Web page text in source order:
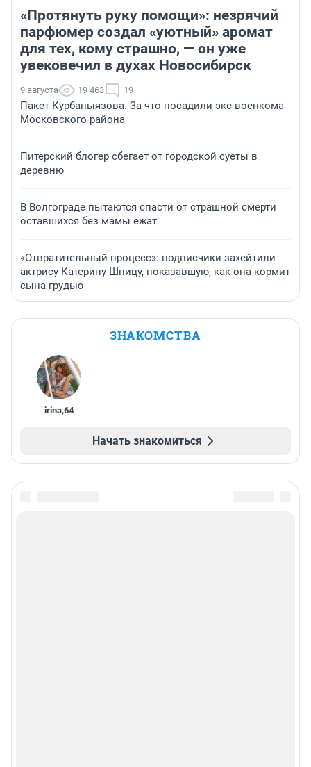
«Протянуть руку помощи»: незрячий
парфюмер создал «уютный» аромат
для тех, кому страшно, — он уже
увековечил в духах Новосибирск
9 августа 19 463 19
Пакет Курбаныязова. За что посадили экс-военкома
Московского района
Питерский блогер сбегает от городской суеты в
деревню
В Волгограде пытаются спасти от страшной смерти
оставшихся без мамы ежат
«Отвратительный процесс»: подписчики захейтили
актрису Катерину Шпицу, показавшую, как она кормит
сына грудью
ЗНАКОМСТВА
irina,64
Начать знакомиться